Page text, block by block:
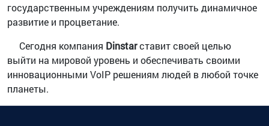
государственным учреждениям получить динамичное
развитие и процветание.
Сегодня компания Dinstarставит своей целью
выйти на мировой уровень и обеспечивать своими
инновационными VoIP решениям людей в любой точке
планеты.